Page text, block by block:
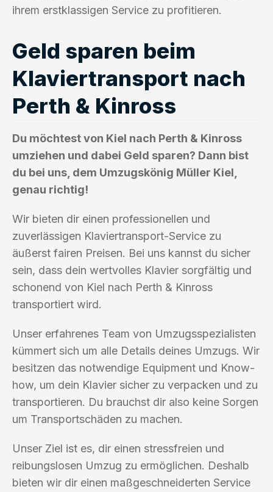
ihrem erstklassigen Service zu profitieren.
Geld sparen beim
Klaviertransport nach
Perth & Kinross
Du möchtest von Kiel nach Perth & Kinross
umziehen und dabei Geld sparen? Dann bist
du bei uns, dem Umzugskönig Müller Kiel,
genau richtig!
Wir bieten dir einen professionellen und
zuverlässigen Klaviertransport-Service zu
äußerst fairen Preisen. Bei uns kannst du sicher
sein, dass dein wertvolles Klavier sorgfältig und
schonend von Kiel nach Perth & Kinross
transportiert wird.
Unser erfahrenes Team von Umzugsspezialisten
kümmert sich um alle Details deines Umzugs. Wir
besitzen das notwendige Equipment und Know-
how, um dein Klavier sicher zu verpacken und zu
transportieren. Du brauchst dir also keine Sorgen
um Transportschäden zu machen.
Unser Ziel ist es, dir einen stressfreien und
reibungslosen Umzug zu ermöglichen. Deshalb
bieten wir dir einen maßgeschneiderten Service